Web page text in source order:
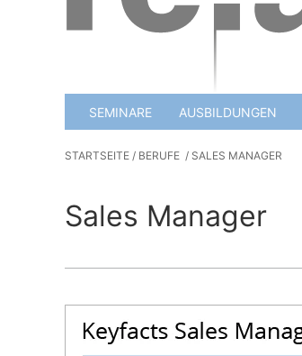
SEMINARE AUSBILDUNGEN
STARTSEITE BERUFE SALES MANAGER
Sales Manager